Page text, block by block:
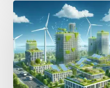
bilan
carbone
dans
la
construction:
L’ambition